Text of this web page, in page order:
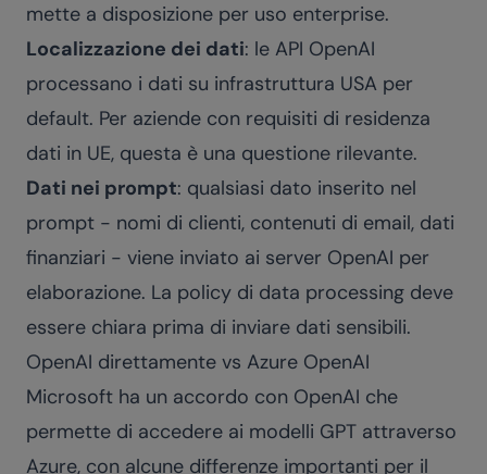
mette a disposizione per uso enterprise.
Localizzazione dei dati: le API OpenAI
processano i dati su infrastruttura USA per
default. Per aziende con requisiti di residenza
dati in UE, questa è una questione rilevante.
Dati nei prompt: qualsiasi dato inserito nel
prompt - nomi di clienti, contenuti di email, dati
finanziari - viene inviato ai server OpenAI per
elaborazione. La policy di data processing deve
essere chiara prima di inviare dati sensibili.
OpenAI direttamente vs Azure OpenAI
Microsoft ha un accordo con OpenAI che
permette di accedere ai modelli GPT attraverso
Azure, con alcune differenze importanti per il